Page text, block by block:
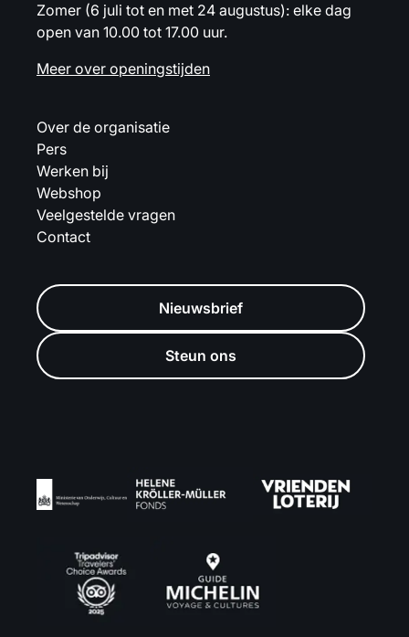
Zomer (6 juli tot en met 24 augustus): elke dag
open van 10.00 tot 17.00 uur.
Meer over openingstijden
Over de organisatie
Pers
Werken bij
Webshop
Veelgestelde vragen
Contact
Nieuwsbrief
Steun ons